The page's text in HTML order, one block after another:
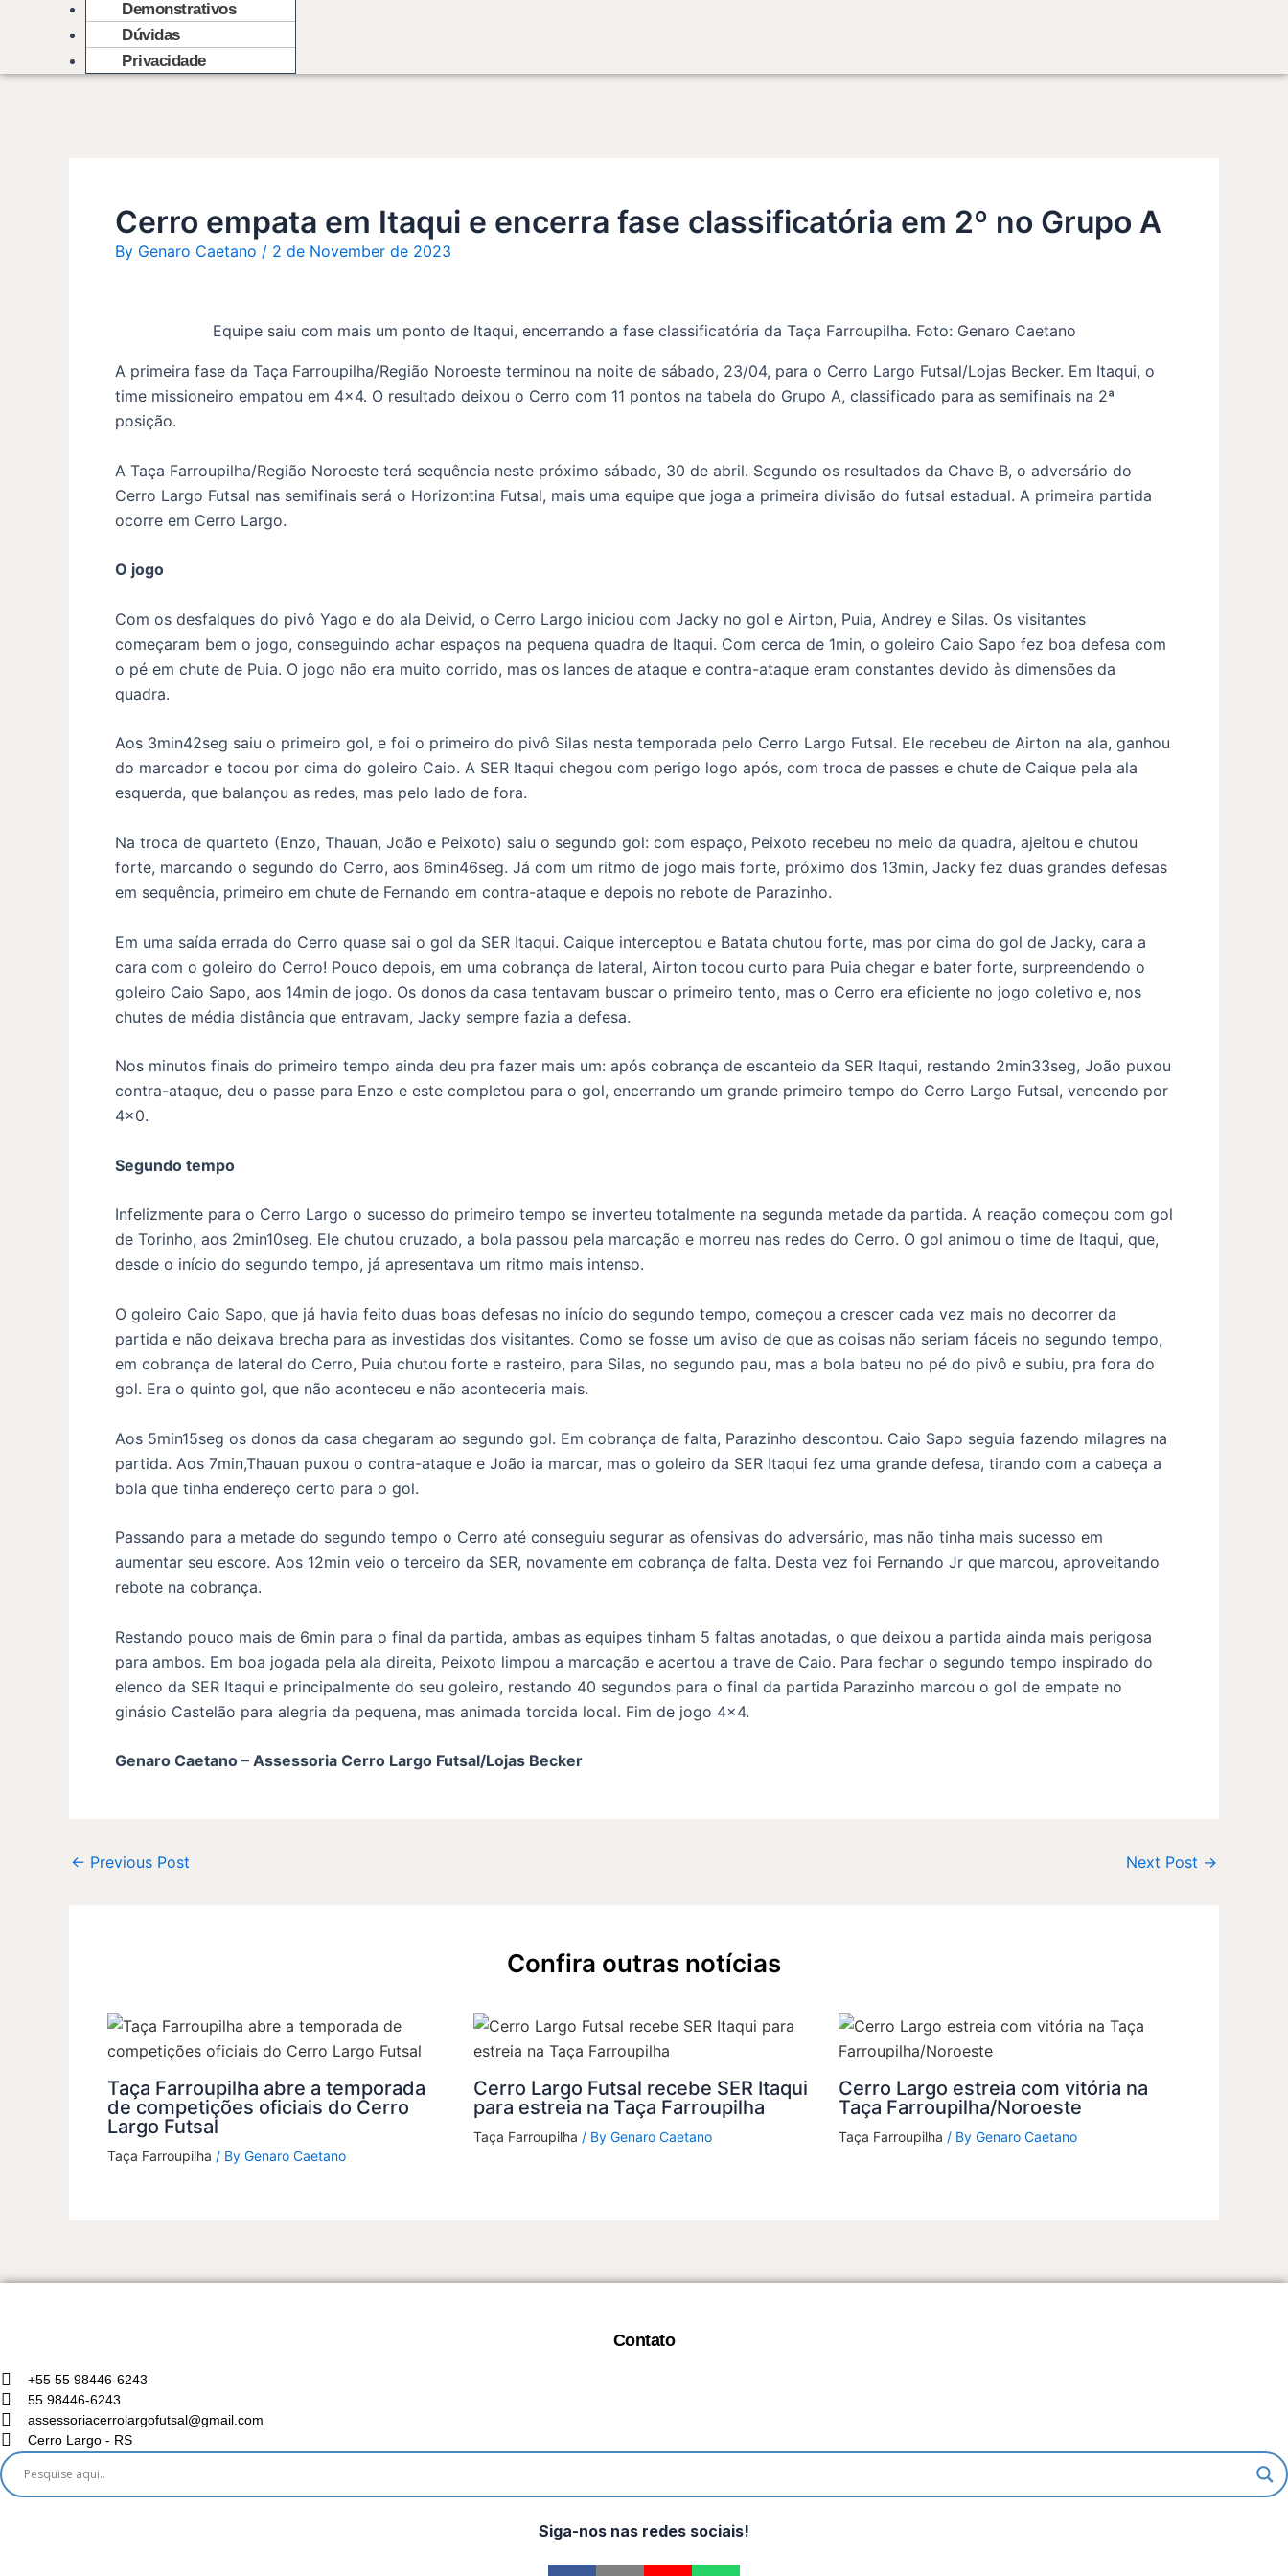
Demonstrativos
Dúvidas
Privacidade
Cerro empata em Itaqui e encerra fase classificatória em 2º no Grupo A
By Genaro Caetano / 2 de November de 2023
Equipe saiu com mais um ponto de Itaqui, encerrando a fase classificatória da Taça Farroupilha. Foto: Genaro Caetano
A primeira fase da Taça Farroupilha/Região Noroeste terminou na noite de sábado, 23/04, para o Cerro Largo Futsal/Lojas Becker. Em Itaqui, o
time missioneiro empatou em 4×4. O resultado deixou o Cerro com 11 pontos na tabela do Grupo A, classificado para as semifinais na 2ª
posição.
A Taça Farroupilha/Região Noroeste terá sequência neste próximo sábado, 30 de abril. Segundo os resultados da Chave B, o adversário do
Cerro Largo Futsal nas semifinais será o Horizontina Futsal, mais uma equipe que joga a primeira divisão do futsal estadual. A primeira partida
ocorre em Cerro Largo.
O jogo
Com os desfalques do pivô Yago e do ala Deivid, o Cerro Largo iniciou com Jacky no gol e Airton, Puia, Andrey e Silas. Os visitantes
começaram bem o jogo, conseguindo achar espaços na pequena quadra de Itaqui. Com cerca de 1min, o goleiro Caio Sapo fez boa defesa com
o pé em chute de Puia. O jogo não era muito corrido, mas os lances de ataque e contra-ataque eram constantes devido às dimensões da
quadra.
Aos 3min42seg saiu o primeiro gol, e foi o primeiro do pivô Silas nesta temporada pelo Cerro Largo Futsal. Ele recebeu de Airton na ala, ganhou
do marcador e tocou por cima do goleiro Caio. A SER Itaqui chegou com perigo logo após, com troca de passes e chute de Caique pela ala
esquerda, que balançou as redes, mas pelo lado de fora.
Na troca de quarteto (Enzo, Thauan, João e Peixoto) saiu o segundo gol: com espaço, Peixoto recebeu no meio da quadra, ajeitou e chutou
forte, marcando o segundo do Cerro, aos 6min46seg. Já com um ritmo de jogo mais forte, próximo dos 13min, Jacky fez duas grandes defesas
em sequência, primeiro em chute de Fernando em contra-ataque e depois no rebote de Parazinho.
Em uma saída errada do Cerro quase sai o gol da SER Itaqui. Caique interceptou e Batata chutou forte, mas por cima do gol de Jacky, cara a
cara com o goleiro do Cerro! Pouco depois, em uma cobrança de lateral, Airton tocou curto para Puia chegar e bater forte, surpreendendo o
goleiro Caio Sapo, aos 14min de jogo. Os donos da casa tentavam buscar o primeiro tento, mas o Cerro era eficiente no jogo coletivo e, nos
chutes de média distância que entravam, Jacky sempre fazia a defesa.
Nos minutos finais do primeiro tempo ainda deu pra fazer mais um: após cobrança de escanteio da SER Itaqui, restando 2min33seg, João puxou
contra-ataque, deu o passe para Enzo e este completou para o gol, encerrando um grande primeiro tempo do Cerro Largo Futsal, vencendo por
4×0.
Segundo tempo
Infelizmente para o Cerro Largo o sucesso do primeiro tempo se inverteu totalmente na segunda metade da partida. A reação começou com gol
de Torinho, aos 2min10seg. Ele chutou cruzado, a bola passou pela marcação e morreu nas redes do Cerro. O gol animou o time de Itaqui, que,
desde o início do segundo tempo, já apresentava um ritmo mais intenso.
O goleiro Caio Sapo, que já havia feito duas boas defesas no início do segundo tempo, começou a crescer cada vez mais no decorrer da
partida e não deixava brecha para as investidas dos visitantes. Como se fosse um aviso de que as coisas não seriam fáceis no segundo tempo,
em cobrança de lateral do Cerro, Puia chutou forte e rasteiro, para Silas, no segundo pau, mas a bola bateu no pé do pivô e subiu, pra fora do
gol. Era o quinto gol, que não aconteceu e não aconteceria mais.
Aos 5min15seg os donos da casa chegaram ao segundo gol. Em cobrança de falta, Parazinho descontou. Caio Sapo seguia fazendo milagres na
partida. Aos 7min,Thauan puxou o contra-ataque e João ia marcar, mas o goleiro da SER Itaqui fez uma grande defesa, tirando com a cabeça a
bola que tinha endereço certo para o gol.
Passando para a metade do segundo tempo o Cerro até conseguiu segurar as ofensivas do adversário, mas não tinha mais sucesso em
aumentar seu escore. Aos 12min veio o terceiro da SER, novamente em cobrança de falta. Desta vez foi Fernando Jr que marcou, aproveitando
rebote na cobrança.
Restando pouco mais de 6min para o final da partida, ambas as equipes tinham 5 faltas anotadas, o que deixou a partida ainda mais perigosa
para ambos. Em boa jogada pela ala direita, Peixoto limpou a marcação e acertou a trave de Caio. Para fechar o segundo tempo inspirado do
elenco da SER Itaqui e principalmente do seu goleiro, restando 40 segundos para o final da partida Parazinho marcou o gol de empate no
ginásio Castelão para alegria da pequena, mas animada torcida local. Fim de jogo 4×4.
Genaro Caetano – Assessoria Cerro Largo Futsal/Lojas Becker
← Previous Post Next Post →
Confira outras notícias
Taça Farroupilha abre a temporada
de competições oficiais do Cerro
Largo Futsal
Taça Farroupilha / By Genaro Caetano
Cerro Largo Futsal recebe SER Itaqui
para estreia na Taça Farroupilha
Taça Farroupilha / By Genaro Caetano
Cerro Largo estreia com vitória na
Taça Farroupilha/Noroeste
Taça Farroupilha / ByGenaro Caetano
Contato
+55 55 98446-6243
55 98446-6243
assessoriacerrolargofutsal@gmail.com
Cerro Largo - RS
Siga-nos nas redes sociais!